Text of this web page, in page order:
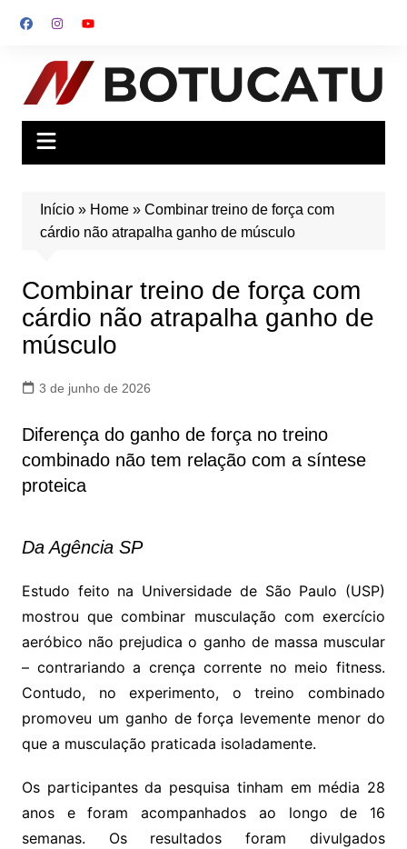
para
conteúdo
Início» Home» Combinar treino de força com
cárdio não atrapalha ganho de músculo
Combinar treino de força com
cárdio não atrapalha ganho de
músculo
3 de junho de 2026
Diferença do ganho de força no treino
combinado não tem relação com a síntese
proteica
Da Agência SP
Estudo feito na Universidade de São Paulo (USP)
mostrou que combinar musculação com exercício
aeróbico não prejudica o ganho de massa muscular
– contrariando a crença corrente no meio fitness.
Contudo, no experimento, o treino combinado
promoveu um ganho de força levemente menor do
que a musculação praticada isoladamente.
Os participantes da pesquisa tinham em média 28
anos e foram acompanhados ao longo de 16
semanas. Os resultados foram divulgados